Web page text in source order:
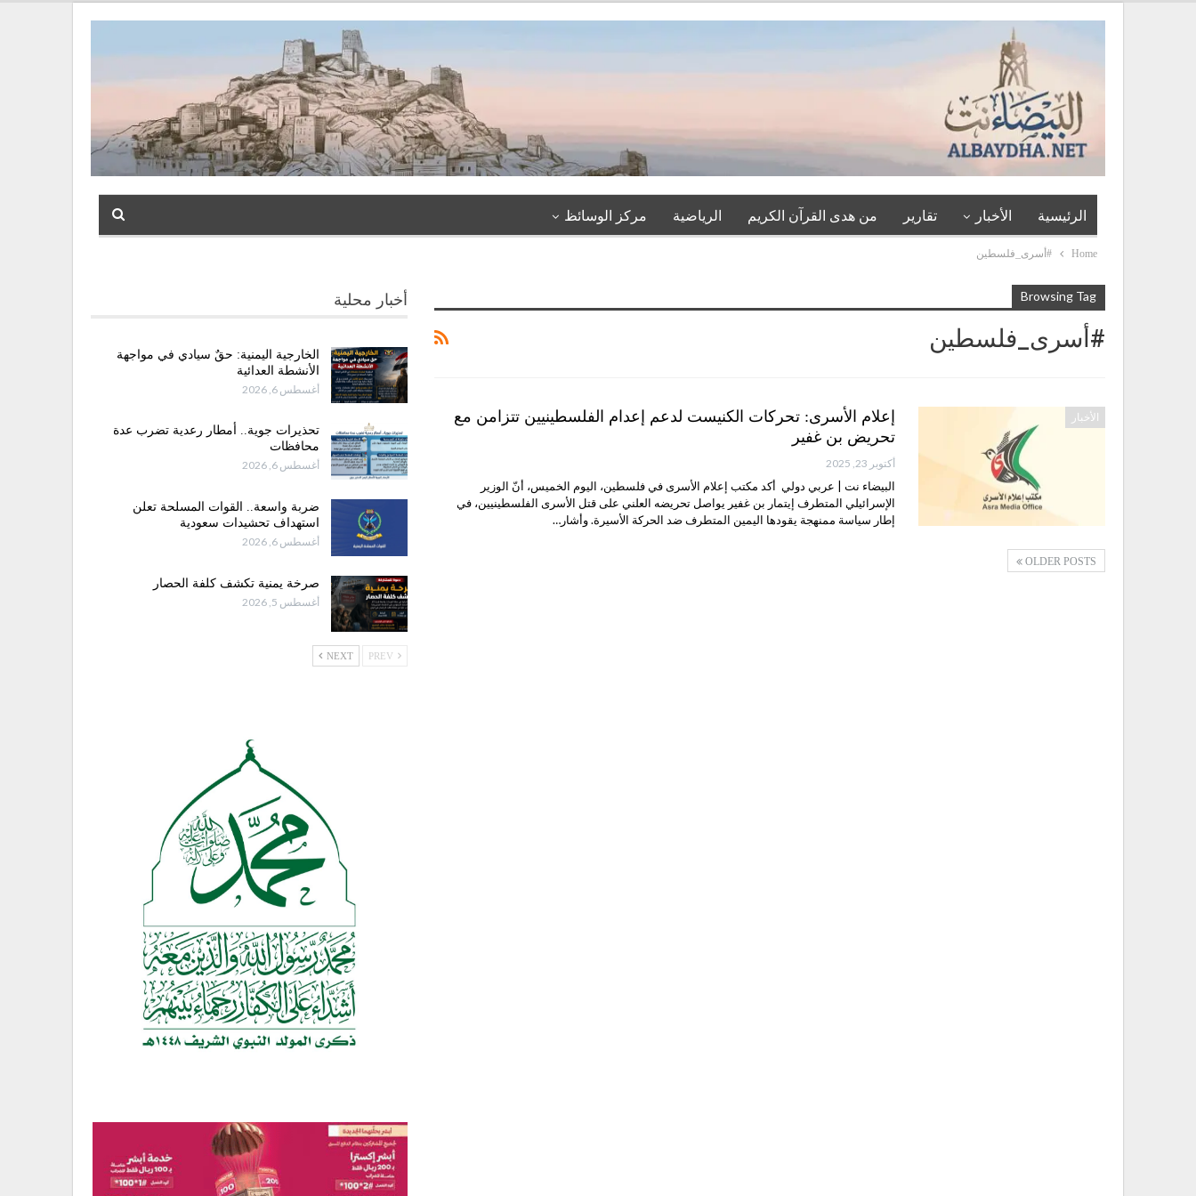
الرئيسية الأخبار تقارير من هدى القرآن الكريم الرياضية مركز الوسائظ
Home #أسرى_فلسطين
Browsing Tag
#أسرى_فلسطين
الأخبار
إعلام الأسرى: تحركات الكنيست لدعم إعدام الفلسطينيين تتزامن مع
تحريض بن غفير
أكتوبر 23, 2025
البيضاء نت | عربي دولي أكد مكتب إعلام الأسرى في فلسطين، اليوم الخميس، أنّ الوزير
الإسرائيلي المتطرف إيتمار بن غفير يواصل تحريضه العلني على قتل الأسرى الفلسطينيين، في
إطار سياسة ممنهجة يقودها اليمين المتطرف ضد الحركة الأسيرة. وأشار…
OLDER POSTS
أخبار محلية
الخارجية اليمنية: حقٌ سيادي في مواجهة
الأنشطة العدائية
أغسطس 6, 2026
تحذيرات جوية.. أمطار رعدية تضرب عدة
محافظات
أغسطس 6, 2026
ضربة واسعة.. القوات المسلحة تعلن
استهداف تحشيدات سعودية
أغسطس 6, 2026
صرخة يمنية تكشف كلفة الحصار
أغسطس 5, 2026
NEXT